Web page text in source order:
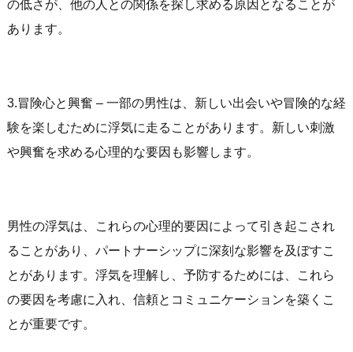
の低さが、他の人との関係を探し求める原因となることが
あります。
3.冒険心と興奮 – 一部の男性は、新しい出会いや冒険的な経
験を楽しむために浮気に走ることがあります。新しい刺激
や興奮を求める心理的な要因も影響します。
男性の浮気は、これらの心理的要因によって引き起こされ
ることがあり、パートナーシップに深刻な影響を及ぼすこ
とがあります。浮気を理解し、予防するためには、これら
の要因を考慮に入れ、信頼とコミュニケーションを築くこ
とが重要です。